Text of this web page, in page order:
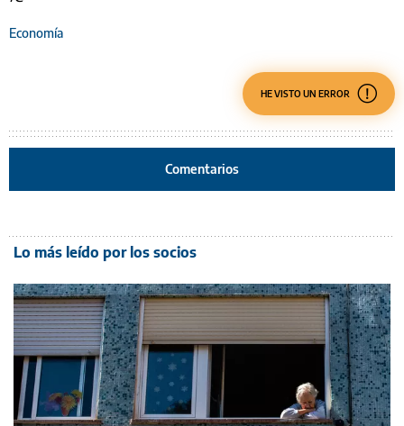
Economía
HE VISTO UN ERROR
Comentarios
Lo más leído por los socios